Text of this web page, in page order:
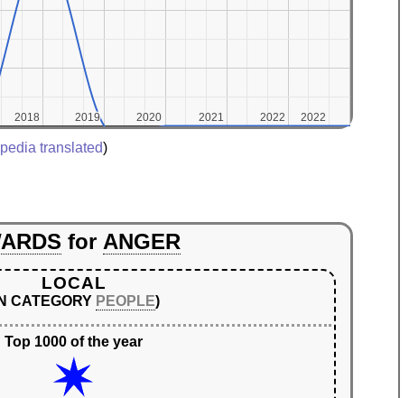
2018
2018 2019
2019 2020
2020 2021
2021 2022
2022 2022
2022
translated)
for ANGER
LOCAL
CATEGORY PEOPLE)
Top 1000 of the year